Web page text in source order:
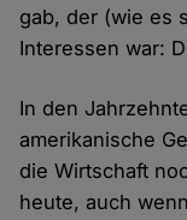
gab, der (wie es
Interessen war:
In den
amerikanische
die Wirtschaft
heute, auch